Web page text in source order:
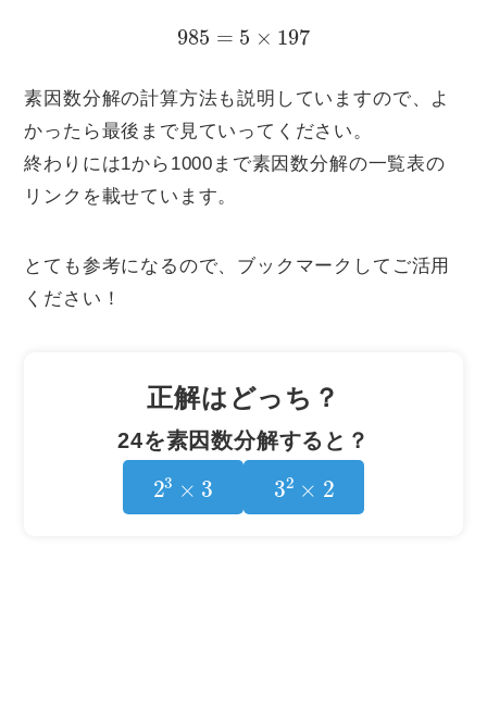
985= 5 ×197
素因数分解の計算方法も説明していますので、よ
かったら最後まで見ていってください。
終わりには1から1000まで素因数分解の一覧表の
リンクを載せています。
とても参考になるので、ブックマークしてご活用
ください！
正解はどっち？
24を素因数分解すると？
23 3 32 2